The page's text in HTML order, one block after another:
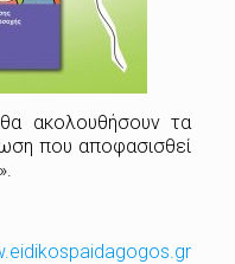
ακολουθήσουν τα
που αποφασισθεί